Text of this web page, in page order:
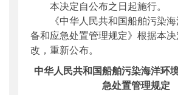
本决定自公布之日起施行。
《中华人民共和国船舶污染海
备和应急处置管理规定》根据本
改，重新公布。
中华人民共和国船舶污染海洋环
急处置管理规定